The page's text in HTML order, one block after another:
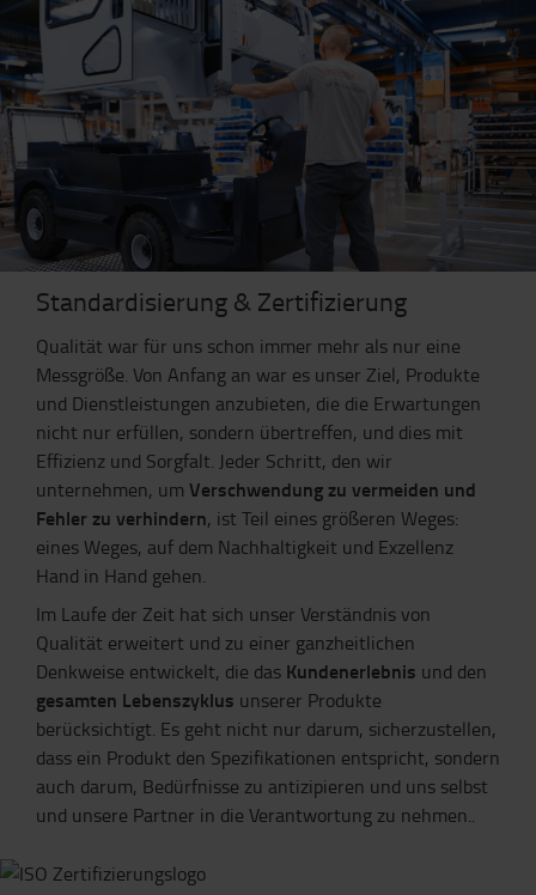
Standardisierung & Zertifizierung
Qualität war für uns schon immer mehr als nur eine
Messgröße. Von Anfang an war es unser Ziel, Produkte
und Dienstleistungen anzubieten, die die Erwartungen
nicht nur erfüllen, sondern übertreffen, und dies mit
Effizienz und Sorgfalt. Jeder Schritt, den wir
unternehmen, um Verschwendung zu vermeiden und
Fehler zu verhindern, ist Teil eines größeren Weges:
eines Weges, auf dem Nachhaltigkeit und Exzellenz
Hand in Hand gehen.
Im Laufe der Zeit hat sich unser Verständnis von
Qualität erweitert und zu einer ganzheitlichen
Denkweise entwickelt, die das Kundenerlebnis und den
gesamten Lebenszyklus unserer Produkte
berücksichtigt. Es geht nicht nur darum, sicherzustellen,
dass ein Produkt den Spezifikationen entspricht, sondern
auch darum, Bedürfnisse zu antizipieren und uns selbst
und unsere Partner in die Verantwortung zu nehmen..